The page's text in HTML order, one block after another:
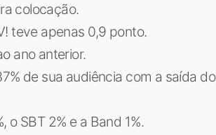
colocação.
teve apenas 0,9 ponto.
ano anterior.
de sua audiência com a saída do
o SBT 2% e a Band 1%.